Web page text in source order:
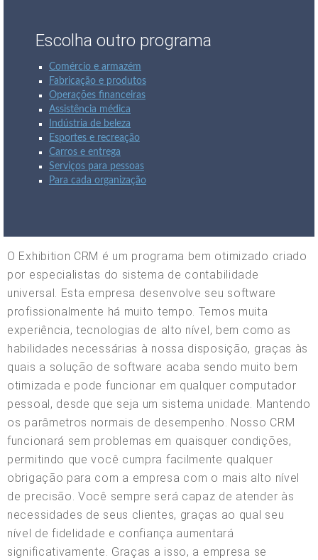
Escolha outro programa
Comércio e armazém
Fabricação e produtos
Operações financeiras
Assistência médica
Indústria de beleza
Esportes e recreação
Carros e entrega
Serviços para pessoas
Para cada organização
O Exhibition CRM é um programa bem otimizado criado
por especialistas do sistema de contabilidade
universal. Esta empresa desenvolve seu software
profissionalmente há muito tempo. Temos muita
experiência, tecnologias de alto nível, bem como as
habilidades necessárias à nossa disposição, graças às
quais a solução de software acaba sendo muito bem
otimizada e pode funcionar em qualquer computador
pessoal, desde que seja um sistema unidade. Mantendo
os parâmetros normais de desempenho. Nosso CRM
funcionará sem problemas em quaisquer condições,
permitindo que você cumpra facilmente qualquer
obrigação para com a empresa com o mais alto nível
de precisão. Você sempre será capaz de atender às
necessidades de seus clientes, graças ao qual seu
nível de fidelidade e confiança aumentará
significativamente. Graças a isso, a empresa se